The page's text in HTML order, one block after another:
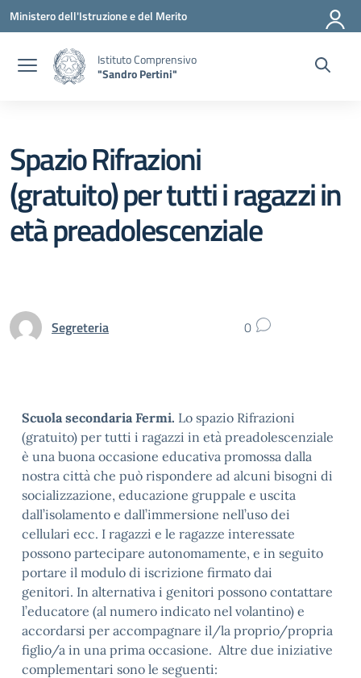
Vai ai contenuti
Vai al menu di navigazione
Vai al footer
Ministero dell'Istruzione e del Merito
Istituto Comprensivo
"Sandro Pertini"
Spazio Rifrazioni
(gratuito) per tutti i ragazzi in
età preadolescenziale
Segreteria 0
Scuola secondaria Fermi. Lo spazio Rifrazioni
(gratuito) per tutti i ragazzi in età preadolescenziale
è una buona occasione educativa promossa dalla
nostra città che può rispondere ad alcuni bisogni di
socializzazione, educazione gruppale e uscita
dall’isolamento e dall’immersione nell’uso dei
cellulari ecc. I ragazzi e le ragazze interessate
possono partecipare autonomamente, e in seguito
portare il modulo di iscrizione firmato dai
genitori. In alternativa i genitori possono contattare
l’educatore (al numero indicato nel volantino) e
accordarsi per accompagnare il/la proprio/propria
figlio/a in una prima occasione. Altre due iniziative
complementari sono le seguenti: